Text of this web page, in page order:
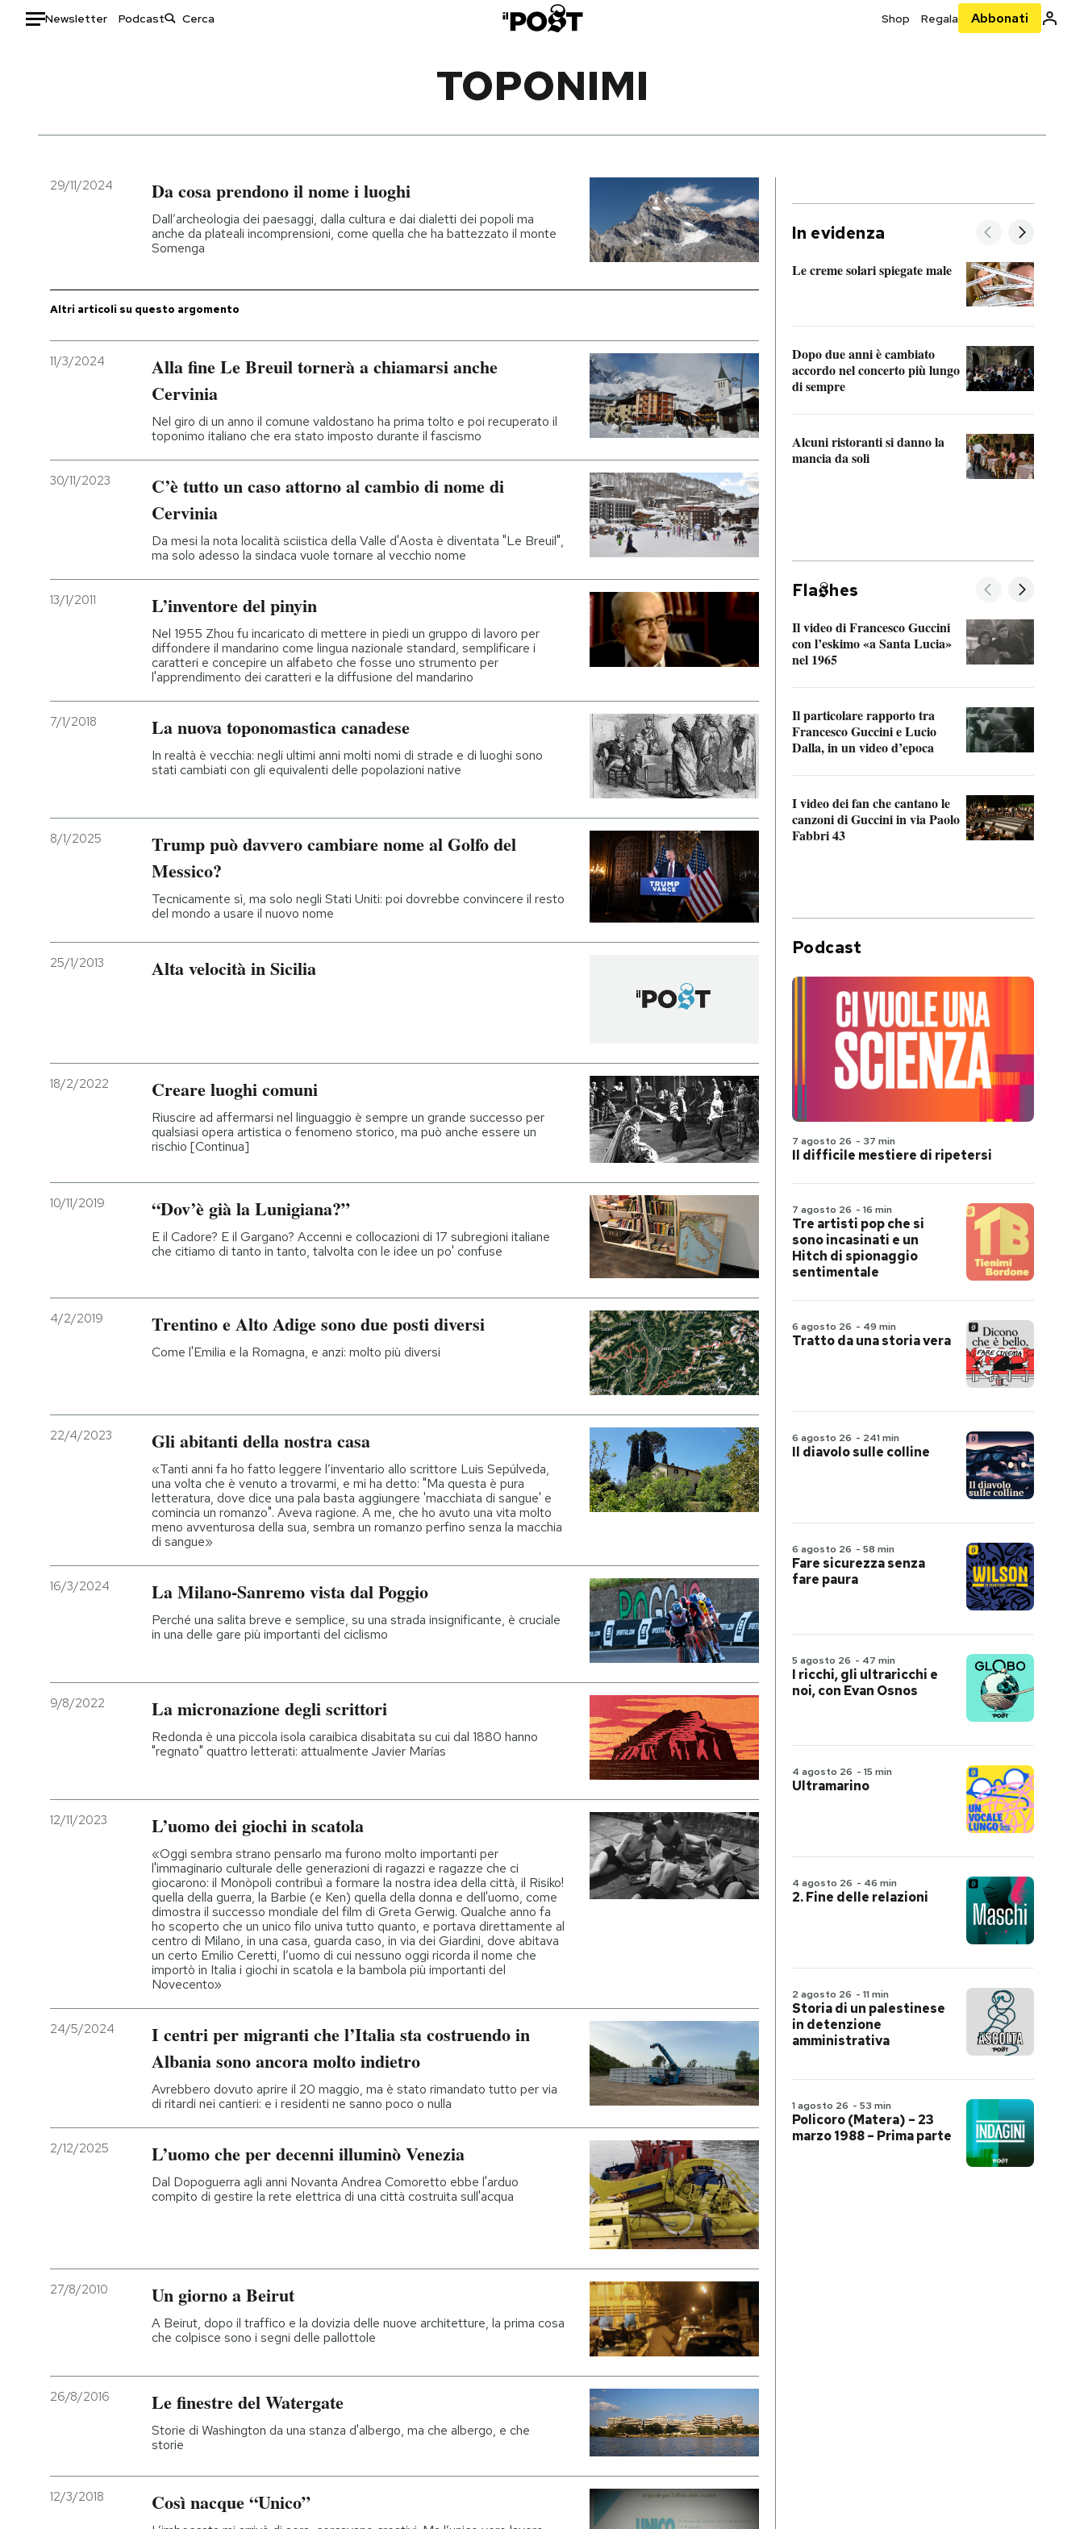
Newsletter Podcast Shop Regala Abbonati
Italia
Politica
Moda
Storie/Idee
Ok Boomer!
Media
CALENDARIO
AREA PERSONALE
TOPONIMI
29/11/2024 Da cosa prendono il nome i luoghi
Dall’archeologia dei paesaggi, dalla cultura e dai dialetti dei popoli ma
anche da plateali incomprensioni, come quella che ha battezzato il monte
Somenga
Altri articoli su questo argomento
11/3/2024
Alla fine Le Breuil tornerà a chiamarsi anche
Cervinia
Nel giro di un anno il comune valdostano ha prima tolto e poi recuperato il
toponimo italiano che era stato imposto durante il fascismo
30/11/2023
C’è tutto un caso attorno al cambio di nome di
Cervinia
Da mesi la nota località sciistica della Valle d'Aosta è diventata "Le Breuil",
ma solo adesso la sindaca vuole tornare al vecchio nome
13/1/2011 L’inventore del pinyin
Nel 1955 Zhou fu incaricato di mettere in piedi un gruppo di lavoro per
diffondere il mandarino come lingua nazionale standard, semplificare i
caratteri e concepire un alfabeto che fosse uno strumento per
l'apprendimento dei caratteri e la diffusione del mandarino
7/1/2018 La nuova toponomastica canadese
In realtà è vecchia: negli ultimi anni molti nomi di strade e di luoghi sono
stati cambiati con gli equivalenti delle popolazioni native
8/1/2025
Trump può davvero cambiare nome al Golfo del
Messico?
Tecnicamente sì, ma solo negli Stati Uniti: poi dovrebbe convincere il resto
del mondo a usare il nuovo nome
25/1/2013 Alta velocità in Sicilia
18/2/2022 Creare luoghi comuni
Riuscire ad affermarsi nel linguaggio è sempre un grande successo per
qualsiasi opera artistica o fenomeno storico, ma può anche essere un
rischio [Continua]
10/11/2019 “Dov’è già la Lunigiana?”
E il Cadore? E il Gargano? Accenni e collocazioni di 17 subregioni italiane
che citiamo di tanto in tanto, talvolta con le idee un po' confuse
4/2/2019 Trentino e Alto Adige sono due posti diversi
Come l'Emilia e la Romagna, e anzi: molto più diversi
22/4/2023 Gli abitanti della nostra casa
«Tanti anni fa ho fatto leggere l’inventario allo scrittore Luis Sepúlveda,
una volta che è venuto a trovarmi, e mi ha detto: "Ma questa è pura
letteratura, dove dice una pala basta aggiungere 'macchiata di sangue' e
comincia un romanzo". Aveva ragione. A me, che ho avuto una vita molto
meno avventurosa della sua, sembra un romanzo perfino senza la macchia
di sangue»
16/3/2024 La Milano-Sanremo vista dal Poggio
Perché una salita breve e semplice, su una strada insignificante, è cruciale
in una delle gare più importanti del ciclismo
9/8/2022 La micronazione degli scrittori
Redonda è una piccola isola caraibica disabitata su cui dal 1880 hanno
"regnato" quattro letterati: attualmente Javier Marías
12/11/2023 L’uomo dei giochi in scatola
«Oggi sembra strano pensarlo ma furono molto importanti per
l'immaginario culturale delle generazioni di ragazzi e ragazze che ci
giocarono: il Monòpoli contribuì a formare la nostra idea della città, il Risiko!
quella della guerra, la Barbie (e Ken) quella della donna e dell'uomo, come
dimostra il successo mondiale del film di Greta Gerwig. Qualche anno fa
ho scoperto che un unico filo univa tutto quanto, e portava direttamente al
centro di Milano, in una casa, guarda caso, in via dei Giardini, dove abitava
un certo Emilio Ceretti, l’uomo di cui nessuno oggi ricorda il nome che
importò in Italia i giochi in scatola e la bambola più importanti del
Novecento»
24/5/2024
I centri per migranti che l’Italia sta costruendo in
Albania sono ancora molto indietro
Avrebbero dovuto aprire il 20 maggio, ma è stato rimandato tutto per via
di ritardi nei cantieri: e i residenti ne sanno poco o nulla
2/12/2025 L’uomo che per decenni illuminò Venezia
Dal Dopoguerra agli anni Novanta Andrea Comoretto ebbe l'arduo
compito di gestire la rete elettrica di una città costruita sull'acqua
27/8/2010 Un giorno a Beirut
A Beirut, dopo il traffico e la dovizia delle nuove architetture, la prima cosa
che colpisce sono i segni delle pallottole
26/8/2016 Le finestre del Watergate
Storie di Washington da una stanza d'albergo, ma che albergo, e che
storie
12/3/2018 Così nacque “Unico”
In evidenza
Le creme solari spiegate male
Dopo due anni è cambiato
accordo nel concerto più lungo
di sempre
Alcuni ristoranti si danno la
mancia da soli
Fla hes
Il video di Francesco Guccini
con l’eskimo «a Santa Lucia»
nel 1965
Il particolare rapporto tra
Francesco Guccini e Lucio
Dalla, in un video d’epoca
I video dei fan che cantano le
canzoni di Guccini in via Paolo
Fabbri 43
Podcast
7 agosto 26 - 37 min
Il difficile mestiere di ripetersi
7 agosto 26 - 16 min
Tre artisti pop che si
sono incasinati e un
Hitch di spionaggio
sentimentale
6 agosto 26 - 49 min
Tratto da una storia vera
6 agosto 26 - 241 min
Il diavolo sulle colline
6 agosto 26 - 58 min
Fare sicurezza senza
fare paura
5 agosto 26 - 47 min
I ricchi, gli ultraricchi e
noi, con Evan Osnos
4 agosto 26 - 15 min
Ultramarino
4 agosto 26 - 46 min
2. Fine delle relazioni
2 agosto 26 - 11 min
Storia di un palestinese
in detenzione
amministrativa
1 agosto 26 - 53 min
Policoro (Matera) – 23
marzo 1988 – Prima parte